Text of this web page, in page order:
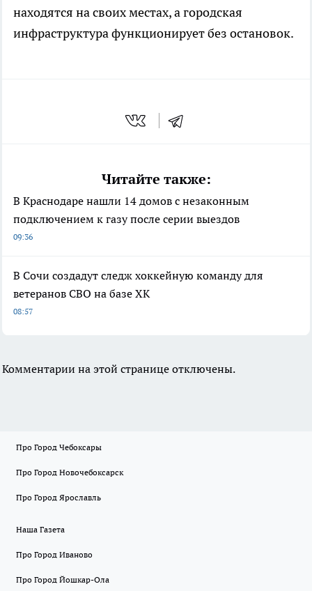
находятся на своих местах, а городская
инфраструктура функционирует без остановок.
Читайте также:
В Краснодаре нашли 14 домов с незаконным
подключением к газу после серии выездов
09:36
В Сочи создадут следж хоккейную команду для
ветеранов СВО на базе ХК
08:57
Комментарии на этой странице отключены.
Про Город Чебоксары
Про Город Новочебоксарск
Про Город Ярославль
Наша Газета
Про Город Иваново
Про Город Йошкар-Ола